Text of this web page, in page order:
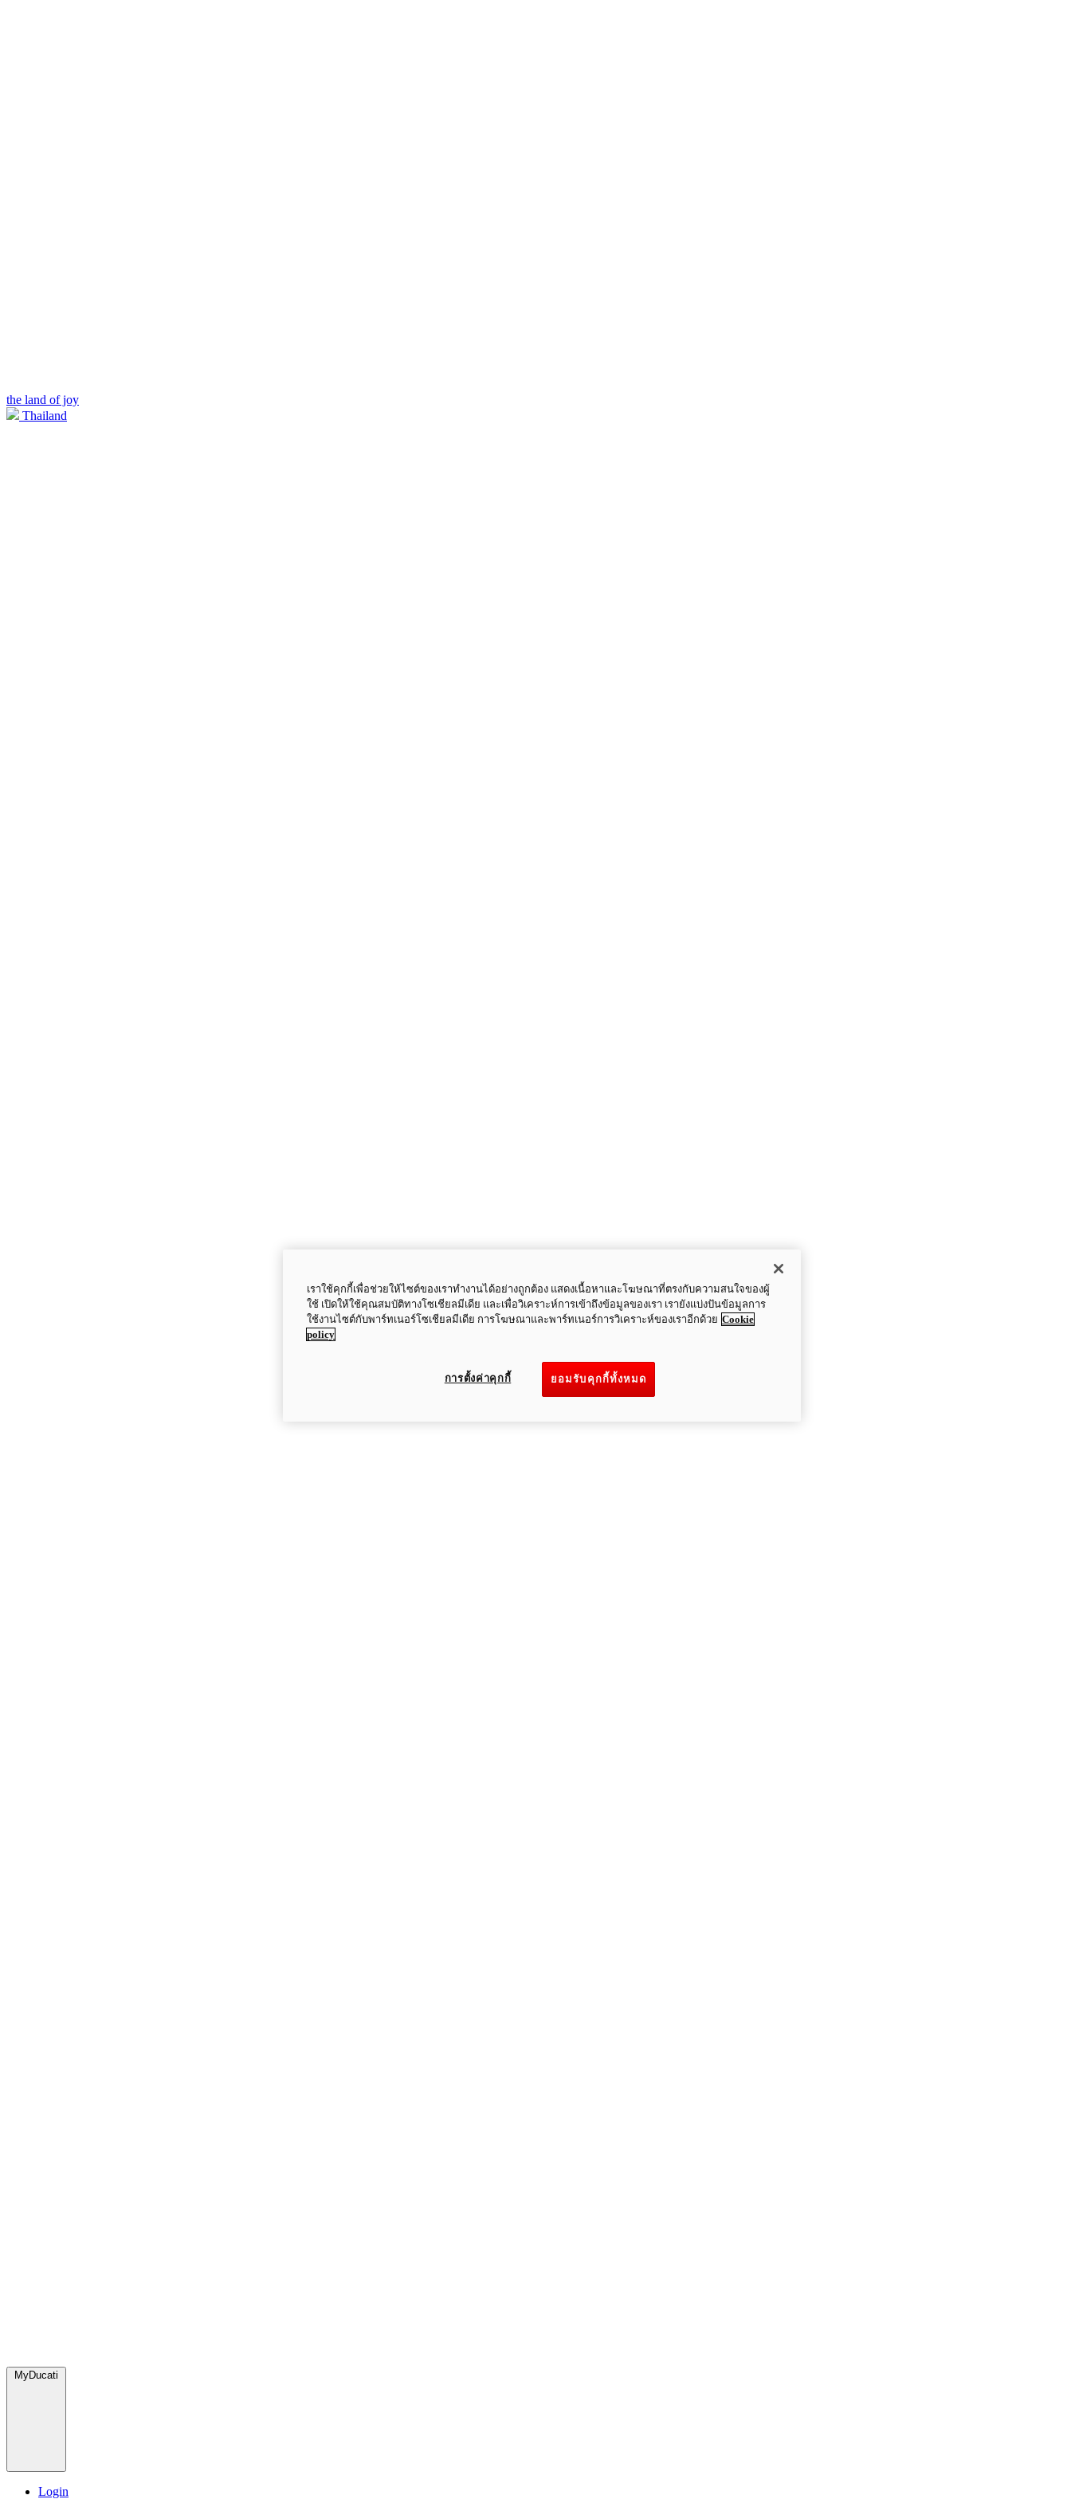
the land of joy
Thailand
MyDucati
Login
เราใช้คุกกี้เพื่อช่วยให้ไซต์ของเราทำงานได้อย่างถูกต้อง แสดงเนื้อหาและโฆษณาที่ตรงกับความสนใจของผู้
ใช้ เปิดให้ใช้คุณสมบัติทางโซเชียลมีเดีย และเพื่อวิเคราะห์การเข้าถึงข้อมูลของเรา เรายังแบ่งปันข้อมูลการ
ใช้งานไซต์กับพาร์ทเนอร์โซเชียลมีเดีย การโฆษณาและพาร์ทเนอร์การวิเคราะห์ของเราอีกด้วย Cookie
policy
ยอมรับคุกกี้ทั้งหมด
การตั้งค่าคุกกี้